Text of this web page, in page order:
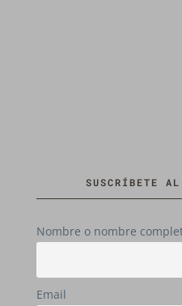
SUSCRÍBETE
Nombre o nombre
Email